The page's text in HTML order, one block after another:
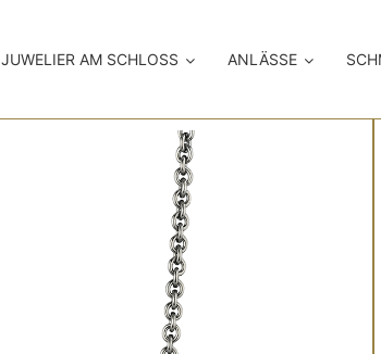
JUWELIER AM SCHLOSS ANLÄSSE